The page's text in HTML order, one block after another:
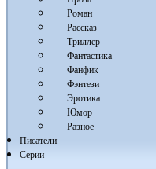
Роман
Рассказ
Триллер
Фантастика
Фанфик
Фэнтези
Эротика
Юмор
Разное
Писатели
Серии